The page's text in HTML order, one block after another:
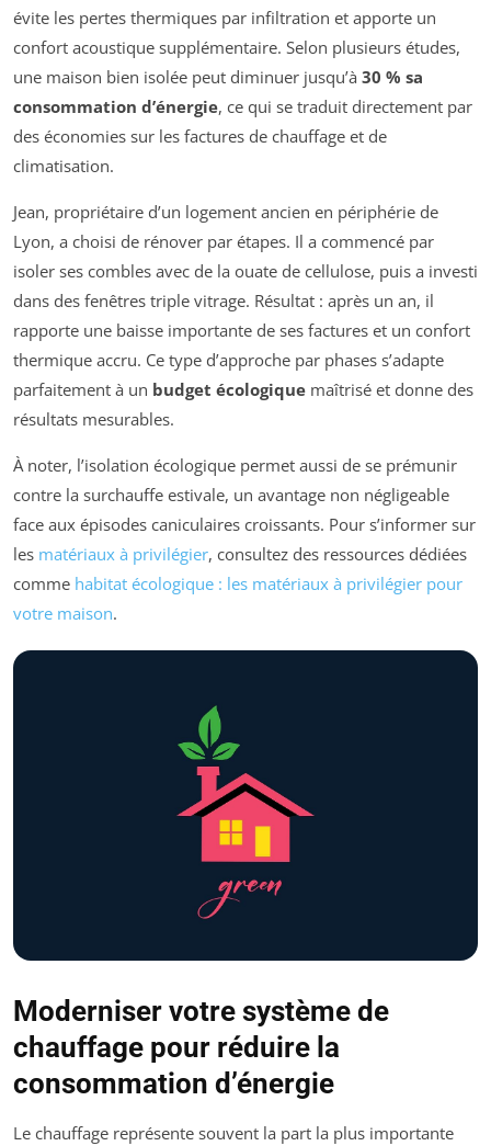
évite les pertes thermiques par infiltration et apporte un
confort acoustique supplémentaire. Selon plusieurs études,
une maison bien isolée peut diminuer jusqu’à 30 % sa
consommation d’énergie, ce qui se traduit directement par
des économies sur les factures de chauffage et de
climatisation.
Jean, propriétaire d’un logement ancien en périphérie de
Lyon, a choisi de rénover par étapes. Il a commencé par
isoler ses combles avec de la ouate de cellulose, puis a investi
dans des fenêtres triple vitrage. Résultat : après un an, il
rapporte une baisse importante de ses factures et un confort
thermique accru. Ce type d’approche par phases s’adapte
parfaitement à un budget écologique maîtrisé et donne des
résultats mesurables.
À noter, l’isolation écologique permet aussi de se prémunir
contre la surchauffe estivale, un avantage non négligeable
face aux épisodes caniculaires croissants. Pour s’informer sur
les matériaux à privilégier, consultez des ressources dédiées
comme habitat écologique : les matériaux à privilégier pour
votre maison.
Moderniser votre système de
chauffage pour réduire la
consommation d’énergie
Le chauffage représente souvent la part la plus importante